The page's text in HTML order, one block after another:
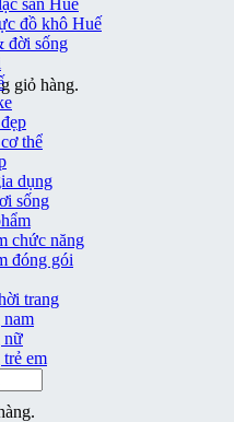
giỏ hàng.
sản Huế
đồ khô Huế
đời sống
thể
dụng
sống
chức năng
đóng gói
trang
nữ
em